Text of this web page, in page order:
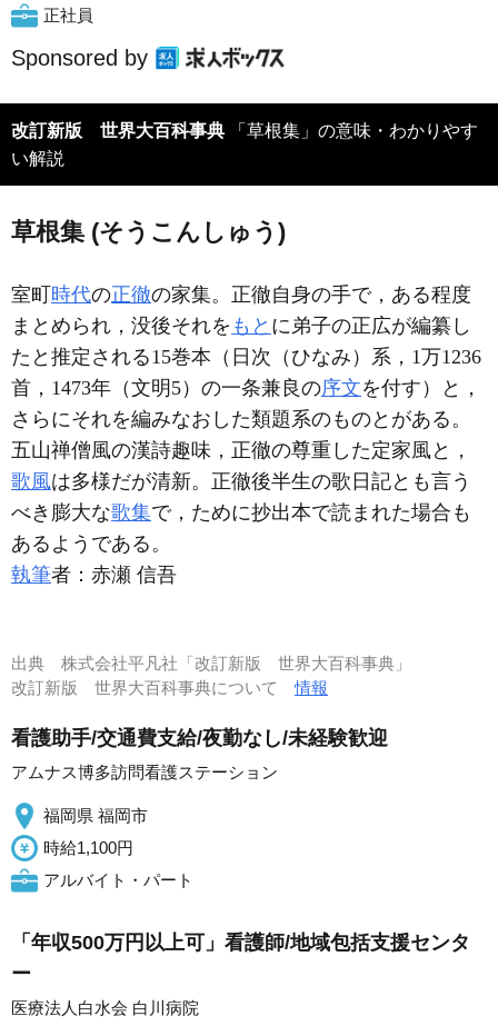
正社員
Sponsored by
改訂新版 世界大百科事典 「草根集」の意味・わかりやす
い解説
草根集 (そうこんしゅう)
室町 時代の正徹の家集。正徹自身の手で，ある程度
まとめられ，没後それを もと に弟子の正広が編纂し
たと推定される15巻本（日次（ひなみ）系，1万1236
首，1473年（文明5）の一条兼良の序文を付す）と，
さらにそれを編みなおした類題系のものとがある。
五山禅僧風の漢詩趣味，正徹の尊重した定家風と，
歌風は多様だが清新。正徹後半生の歌日記とも言う
べき膨大な歌集で，ために抄出本で読まれた場合も
あるようである。
執筆者： 赤瀬 信吾
出典 株式会社平凡社「改訂新版 世界大百科事典」
改訂新版 世界大百科事典について情報
看護助手/交通費支給/夜勤なし/未経験歓迎
アムナス博多訪問看護ステーション
福岡県 福岡市
時給1,100円
アルバイト・パート
「年収500万円以上可」看護師/地域包括支援センタ
ー
医療法人白水会 白川病院